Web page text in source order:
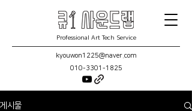
Professional Art Tech Service
kyouwon1225@naver.com
010-3301-1825
게시물